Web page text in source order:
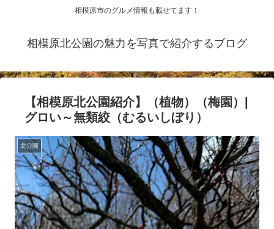
相模原市のグルメ情報も載せてます！
相模原北公園の魅力を写真で紹介するブログ
【相模原北公園紹介】（植物）（梅園）|
グロい～無類絞（むるいしぼり）
北公園